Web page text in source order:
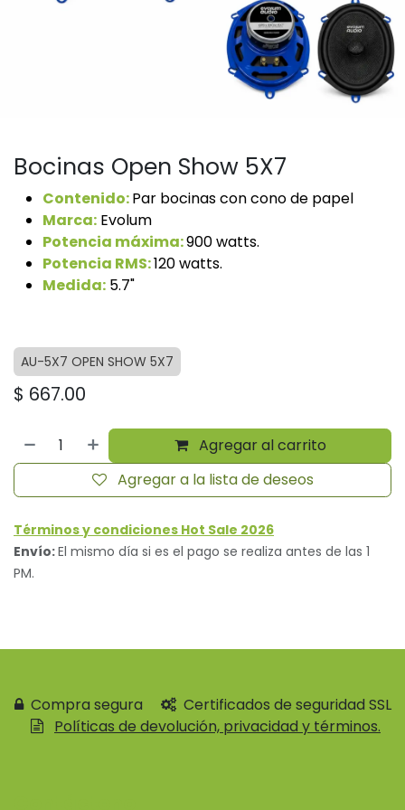
Bocinas Open Show 5X7
Contenido:Par bocinas con cono de papel
Marca: Evolum
Potencia máxima:900 watts.
Potencia RMS:120 watts.
Medida: 5.7"
AU-5X7 OPEN SHOW 5X7
$ 667.00
Agregar al carrito
Agregar a la lista de deseos
Términos y condiciones Hot Sale 2026
Envío:El mismo día si es el pago se realiza antes de las 1
PM.
Compra segura
Certificados de seguridad SSL
Políticas de devolución, privacidad y términos.